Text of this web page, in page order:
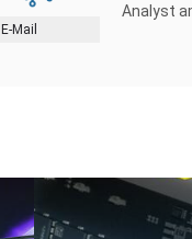
E-Mail
Analyst